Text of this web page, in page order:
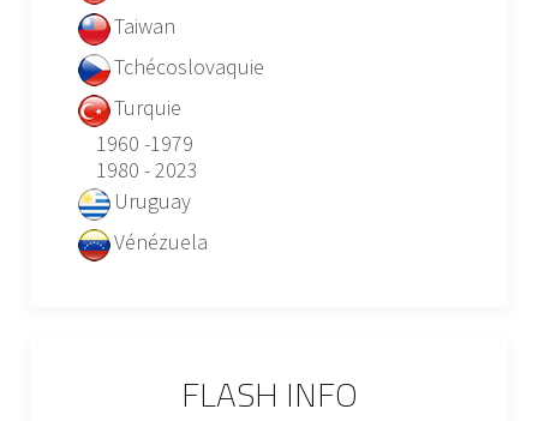
Taiwan
Tchécoslovaquie
Turquie
1960 -1979
1980 - 2023
Uruguay
Vénézuela
FLASH INFO